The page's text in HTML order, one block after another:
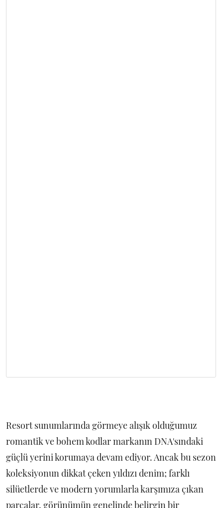
Resort sunumlarında görmeye alışık olduğumuz
romantik ve bohem kodlar markanın DNA'sındaki
güçlü yerini korumaya devam ediyor. Ancak bu sezon
koleksiyonun dikkat çeken yıldızı denim; farklı
silüetlerde ve modern yorumlarla karşımıza çıkan
parçalar, görünümün genelinde belirgin bir